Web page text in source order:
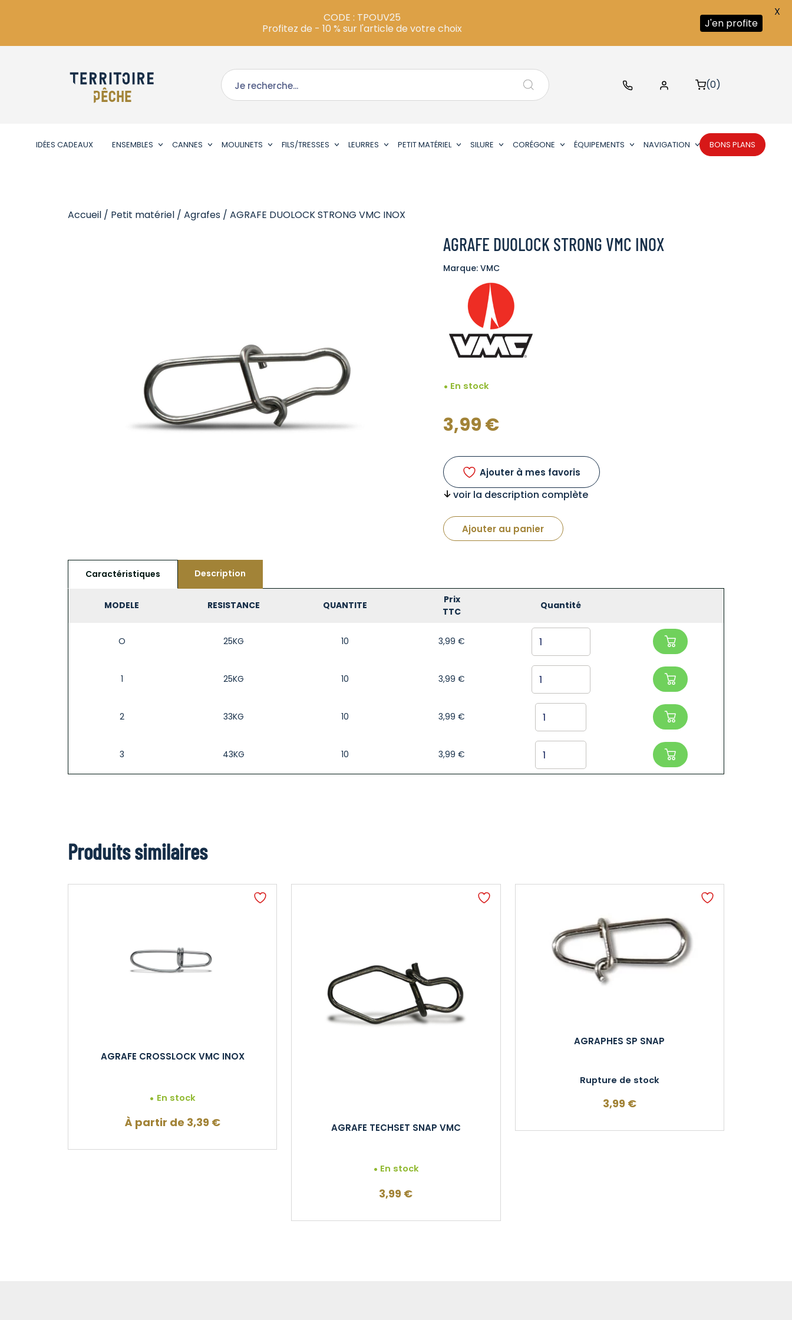
(0)
IDÉES CADEAUX ENSEMBLES CANNES MOULINETS FILS/TRESSES LEURRES PETIT MATÉRIEL SILURE CORÉGONE ÉQUIPEMENTS NAVIGATION BONS PLANS
Accueil / Petit matériel / Agrafes / AGRAFE DUOLOCK STRONG VMC INOX
AGRAFE DUOLOCK STRONG VMC INOX
Marque: VMC
En stock
3,99€
Ajouter à mes favoris
voir la description complète
Ajouter au panier
Caractéristiques Description
MODELE RESISTANCE QUANTITE
Prix
TTC
Quantité
O 25KG 10 3,99 €
1 25KG 10 3,99 €
2 33KG 10 3,99 €
3 43KG 10 3,99 €
Produits similaires
AGRAFE CROSSLOCK VMC INOX
En stock
À partir de 3,39 € AGRAFE TECHSET SNAP VMC
En stock
3,99 €
AGRAPHES SP SNAP
Rupture de stock
3,99 €
CODE : TPOUV25
Profitez de - 10 % sur l'article de votre choix
J'en profite
X